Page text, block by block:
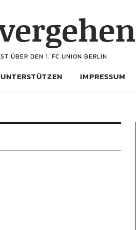
ÜBER DEN 1. FC UNION BERLIN
UNTERSTÜTZEN IMPRESSUM